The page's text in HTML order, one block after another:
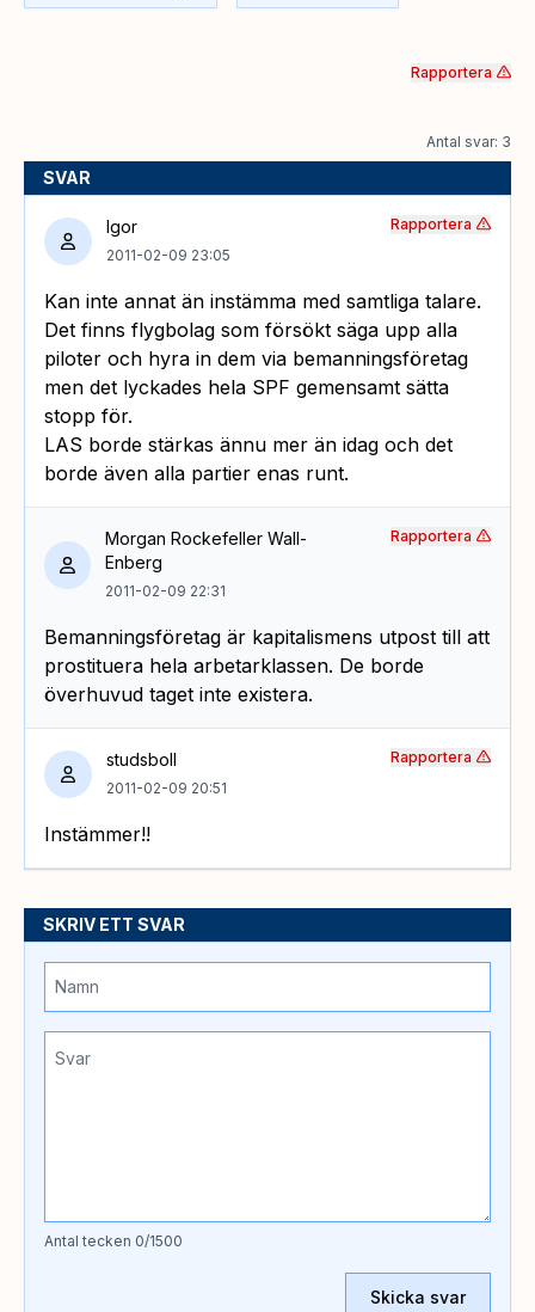
Rapportera
Antal svar: 3
SVAR
Igor
2011-02-09 23:05
Kan inte annat än instämma med samtliga talare.
Det finns flygbolag som försökt säga upp alla
piloter och hyra in dem via bemanningsföretag
men det lyckades hela SPF gemensamt sätta
stopp för.
LAS borde stärkas ännu mer än idag och det
borde även alla partier enas runt.
Rapportera
Morgan Rockefeller Wall-
Enberg
2011-02-09 22:31
Bemanningsföretag är kapitalismens utpost till att
prostituera hela arbetarklassen. De borde
överhuvud taget inte existera.
Rapportera
studsboll
2011-02-09 20:51
Instämmer!!
Rapportera
SKRIV ETT SVAR
Antal tecken 0/1500
Skicka svar